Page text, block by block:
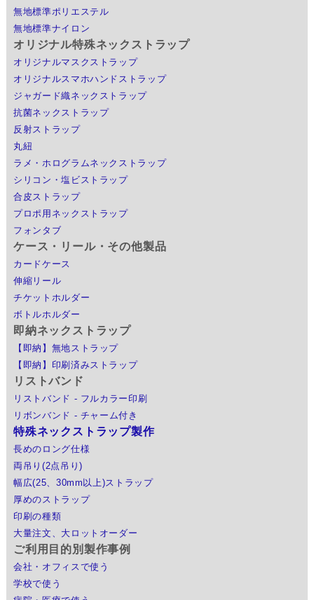
無地標準ポリエステル
無地標準ナイロン
オリジナル特殊ネックストラップ
オリジナルマスクストラップ
オリジナルスマホハンドストラップ
ジャガード織ネックストラップ
抗菌ネックストラップ
反射ストラップ
丸紐
ラメ・ホログラムネックストラップ
シリコン・塩ビストラップ
合皮ストラップ
プロポ用ネックストラップ
フォンタブ
ケース・リール・その他製品
カードケース
伸縮リール
チケットホルダー
ボトルホルダー
即納ネックストラップ
【即納】無地ストラップ
【即納】印刷済みストラップ
リストバンド
リストバンド - フルカラー印刷
リボンバンド - チャーム付き
特殊ネックストラップ製作
長めのロング仕様
両吊り(2点吊り)
幅広(25、30mm以上)ストラップ
厚めのストラップ
印刷の種類
大量注文、大ロットオーダー
ご利用目的別製作事例
会社・オフィスで使う
学校で使う